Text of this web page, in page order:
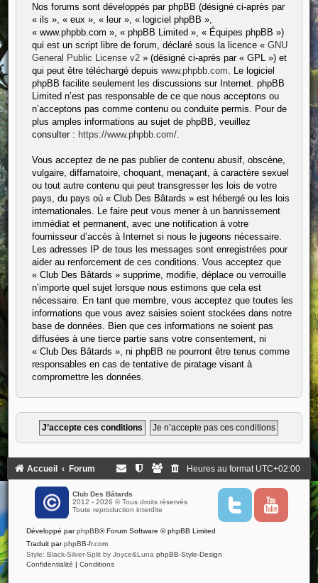
Nos forums sont développés par phpBB (désigné ci-après par
« ils », « eux », « leur », « logiciel phpBB »,
« www.phpbb.com », « phpBB Limited », « Équipes phpBB »)
qui est un script libre de forum, déclaré sous la licence « GNU
General Public License v2» (désigné ci-après par « GPL ») et
qui peut être téléchargé depuis www.phpbb.com . Le logiciel
phpBB facilite seulement les discussions sur Internet. phpBB
Limited n’est pas responsable de ce que nous acceptons ou
n’acceptons pas comme contenu ou conduite permis. Pour de
plus amples informations au sujet de phpBB, veuillez
consulter : https://www.phpbb.com/.
Vous acceptez de ne pas publier de contenu abusif, obscène,
vulgaire, diffamatoire, choquant, menaçant, à caractère sexuel
ou tout autre contenu qui peut transgresser les lois de votre
pays, du pays où « Club Des Bâtards » est hébergé ou les lois
internationales. Le faire peut vous mener à un bannissement
immédiat et permanent, avec une notification à votre
fournisseur d’accès à Internet si nous le jugeons nécessaire.
Les adresses IP de tous les messages sont enregistrées pour
aider au renforcement de ces conditions. Vous acceptez que
« Club Des Bâtards » supprime, modifie, déplace ou verrouille
n’importe quel sujet lorsque nous estimons que cela est
nécessaire. En tant que membre, vous acceptez que toutes les
informations que vous avez saisies soient stockées dans notre
base de données. Bien que ces informations ne soient pas
diffusées à une tierce partie sans votre consentement, ni
« Club Des Bâtards », ni phpBB ne pourront être tenus comme
responsables en cas de tentative de piratage visant à
compromettre les données.
Accueil Forum Heures au format UTC+02:00
Club Des Bâtards
2012 - 2026 © Tous droits réservés
Toute reproduction interdite
T
i
Y
u
Développé parphpBB® Forum Software © phpBB Limited
Traduit parphpBB-fr.com
Style: Black-Silver-Split by Joyce&Luna phpBB-Style-Design
Confidentialité | Conditions